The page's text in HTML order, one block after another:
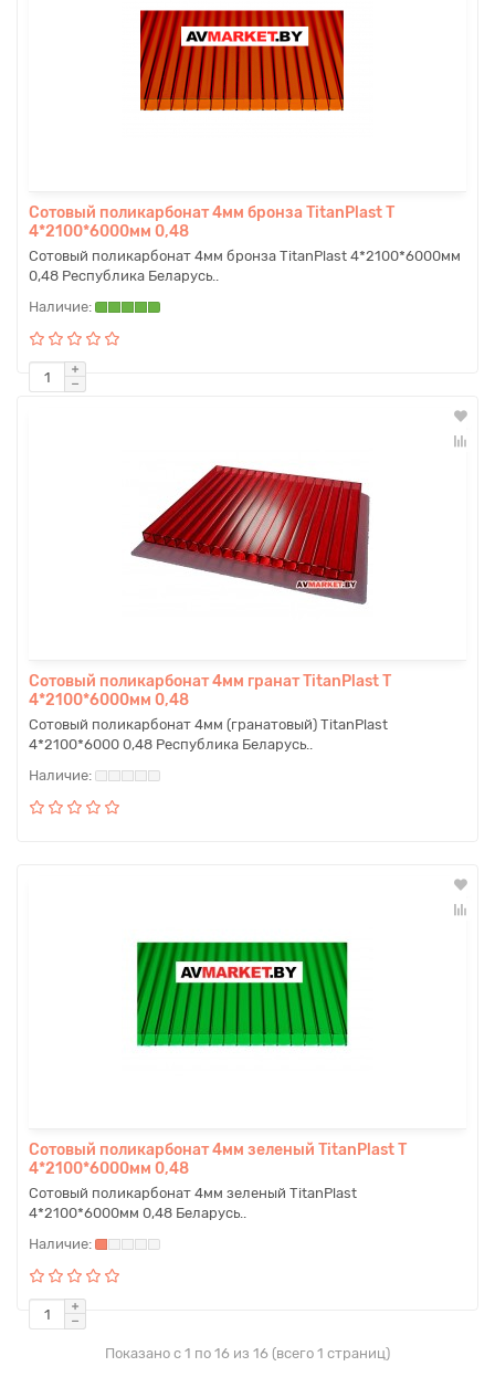
Сотовый поликарбонат 4мм бронза TitanPlast T
4*2100*6000мм 0,48
Сотовый поликарбонат 4мм бронза TitanPlast 4*2100*6000мм
0,48 Республика Беларусь..
Сотовый поликарбонат 4мм гранат TitanPlast T
4*2100*6000мм 0,48
Сотовый поликарбонат 4мм (гранатовый) TitanPlast
4*2100*6000 0,48 Республика Беларусь..
Сотовый поликарбонат 4мм зеленый TitanPlast T
4*2100*6000мм 0,48
Сотовый поликарбонат 4мм зеленый TitanPlast
4*2100*6000мм 0,48 Беларусь..
Показано с 1 по 16 из 16 (всего 1 страниц)